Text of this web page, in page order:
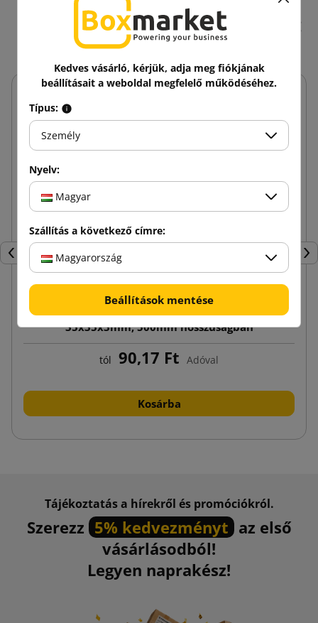
ugyanazon kategóriában:
Előző
35x35x3mm, 500mm hosszúságban
tól 90,17 Ft Adóval
Kosárba
Tájékoztatás a hírekről és promóciókról.
Szerezz 5% kedvezményt az első
vásárlásodból!
Legyen naprakész!
Kedves vásárló, kérjük, adja meg fiókjának
beállításait a weboldal megfelelő működéséhez.
Típus:
Személy
Nyelv:
Magyar
Szállítás a következő címre:
Magyarország
Beállítások mentése